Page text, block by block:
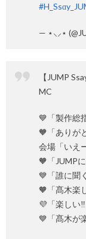
— ⋆⸜⸝⋆
【JUMP
MC
💙「製作総
🧡「ありが
会場「いえ
🧡「JUMP
💙「誰に聞
🧡「髙木楽
💜「楽しい‼️
💙「髙木が